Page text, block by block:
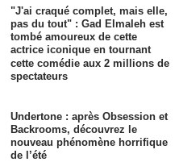
"J'ai craqué complet, mais elle,
pas du tout" : Gad Elmaleh est
tombé amoureux de cette
actrice iconique en tournant
cette comédie aux 2 millions de
spectateurs
Undertone : après Obsession et
Backrooms, découvrez le
nouveau phénomène horrifique
de l’été